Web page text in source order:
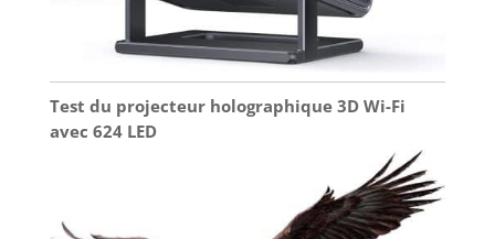
Test du projecteur holographique 3D Wi-Fi
avec 624 LED